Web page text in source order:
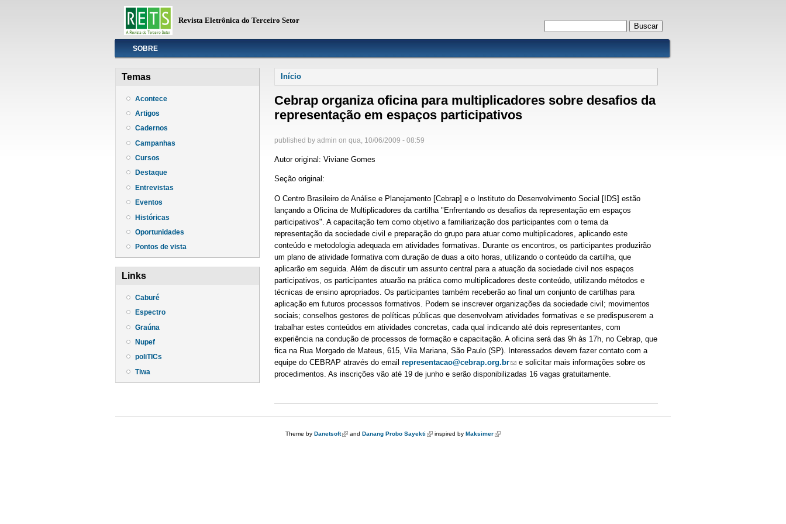
Revista Eletrônica do Terceiro Setor Formulário de busca
InfoSOBRE
Temas
Acontece
Artigos
Cadernos
Campanhas
Cursos
Destaque
Entrevistas
Eventos
Históricas
Oportunidades
Pontos de vista
Links
Caburé
Espectro
Graúna
Nupef
poliTICs
Tiwa
Você está aqui
Início
Cebrap organiza oficina para multiplicadores sobre desafios da
representação em espaços participativos
published by admin on qua, 10/06/2009 - 08:59
Autor original: Viviane Gomes
Seção original:
O Centro Brasileiro de Análise e Planejamento [Cebrap] e o Instituto do Desenvolvimento Social [IDS] estão
lançando a Oficina de Multiplicadores da cartilha "Enfrentando os desafios da representação em espaços
participativos". A capacitação tem como objetivo a familiarização dos participantes com o tema da
representação da sociedade civil e preparação do grupo para atuar como multiplicadores, aplicando este
conteúdo e metodologia adequada em atividades formativas. Durante os encontros, os participantes produzirão
um plano de atividade formativa com duração de duas a oito horas, utilizando o conteúdo da cartilha, que
aplicarão em seguida. Além de discutir um assunto central para a atuação da sociedade civil nos espaços
participativos, os participantes atuarão na prática como multiplicadores deste conteúdo, utilizando métodos e
técnicas de ensino apropriados. Os participantes também receberão ao final um conjunto de cartilhas para
aplicação em futuros processos formativos. Podem se inscrever organizações da sociedade civil; movimentos
sociais; conselhos gestores de políticas públicas que desenvolvam atividades formativas e se predispuserem a
trabalhar estes conteúdos em atividades concretas, cada qual indicando até dois representantes, com
experiência na condução de processos de formação e capacitação. A oficina será das 9h às 17h, no Cebrap, que
fica na Rua Morgado de Mateus, 615, Vila Mariana, São Paulo (SP). Interessados devem fazer contato com a
equipe do CEBRAP através do email representacao@cebrap.org.br(link sends e-mail)
e solicitar mais informações sobre os
procedimentos. As inscrições vão até 19 de junho e serão disponibilizadas 16 vagas gratuitamente.
Theme by Danetsoft(link is external)
and Danang Probo Sayekti (link is external)
inspired by Maksimer(link is external)